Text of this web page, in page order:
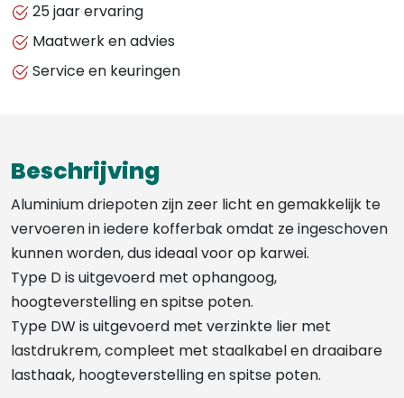
25 jaar ervaring
Maatwerk en advies
Service en keuringen
Beschrijving
Aluminium driepoten zijn zeer licht en gemakkelijk te
vervoeren in iedere kofferbak omdat ze ingeschoven
kunnen worden, dus ideaal voor op karwei.
Type D is uitgevoerd met ophangoog,
hoogteverstelling en spitse poten.
Type DW is uitgevoerd met verzinkte lier met
lastdrukrem, compleet met staalkabel en draaibare
lasthaak, hoogteverstelling en spitse poten.